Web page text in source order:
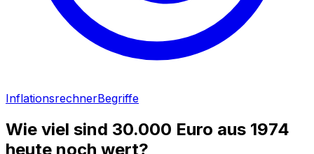
InflationsrechnerBegriffe
Wie viel sind 30.000 Euro aus 1974
heute noch wert?